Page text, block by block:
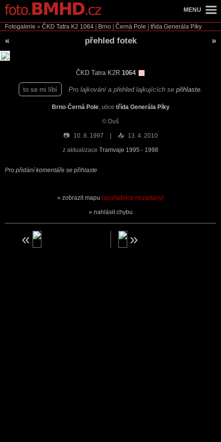
Fotogalerie » ČKD Tatra K2 1064 Brno Černá Pole třída Generála Píky
« přehled fotek »
ČKD Tatra K2R 1064
to se mi líbí Pro lajkování a přehled lajkujících se přihlaste
Brno-Černá Pole, ulice třída Generála Píky
© Duš
📷 10. 8. 1997 📤 13. 4. 2010
z aktualizace Tramvaje 1995 - 1998
Pro přidání komentáře se přihlaste
zobrazit mapu (souřadnice nezadány)
nahlásit chybu
MENU